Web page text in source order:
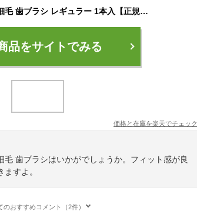
オレンジケア 濃密極細毛 歯ブラシ レギュラー 1本入【正規品】【t-8】
品をサイトでみる
価格と在庫を楽天でチェック
歯ブラシはいかがでしょうか。フィット感が良
すよ。
のおすすめコメント（2件）